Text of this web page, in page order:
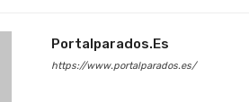
Portalparados.es
https://www.portalparados.es/